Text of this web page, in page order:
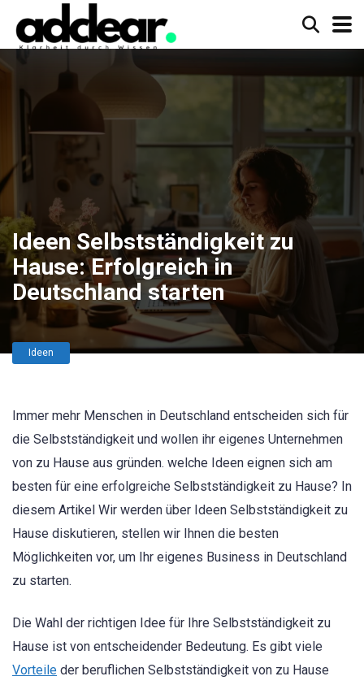
Ideen Selbstständigkeit zu
Hause: Erfolgreich in
Deutschland starten
Ideen
Immer mehr Menschen in Deutschland entscheiden sich für
die Selbstständigkeit und wollen ihr eigenes Unternehmen
von zu Hause aus gründen. welche Ideen eignen sich am
besten für eine erfolgreiche Selbstständigkeit zu Hause? In
diesem Artikel Wir werden über Ideen Selbstständigkeit zu
Hause diskutieren, stellen wir Ihnen die besten
Möglichkeiten vor, um Ihr eigenes Business in Deutschland
zu starten.
Die Wahl der richtigen Idee für Ihre Selbstständigkeit zu
Hause ist von entscheidender Bedeutung. Es gibt viele
Vorteile der beruflichen Selbstständigkeit von zu Hause